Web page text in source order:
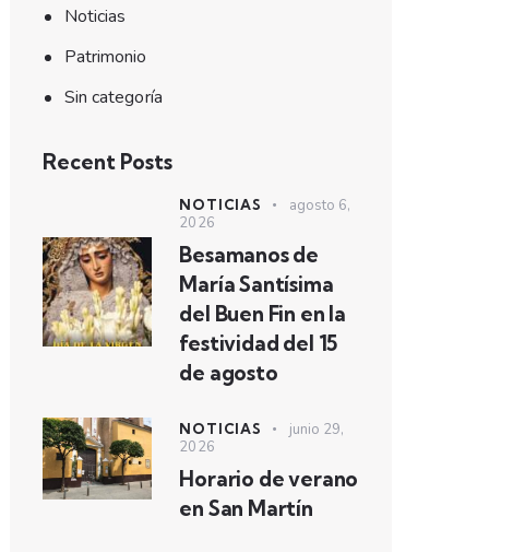
Noticias
Patrimonio
Sin categoría
Recent Posts
NOTICIAS
agosto 6,
2026
Besamanos de
María Santísima
del Buen Fin en la
festividad del 15
de agosto
NOTICIAS
junio 29,
2026
Horario de verano
en San Martín